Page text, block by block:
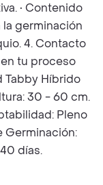
• Contenido
la germinación
4. Contacto
tu proceso
Tabby Híbrido
30 - 60 cm.
Pleno
Germinación:
días.